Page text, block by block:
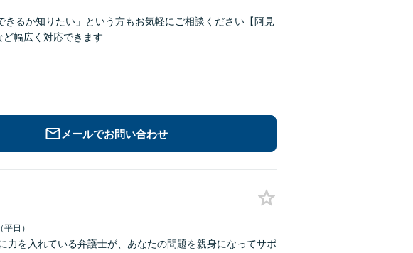
るか知りたい」という方もお気軽にご相談ください【阿見
幅広く対応できます
メールでお問い合わせ
日）
を入れている弁護士が、あなたの問題を親身になってサポ